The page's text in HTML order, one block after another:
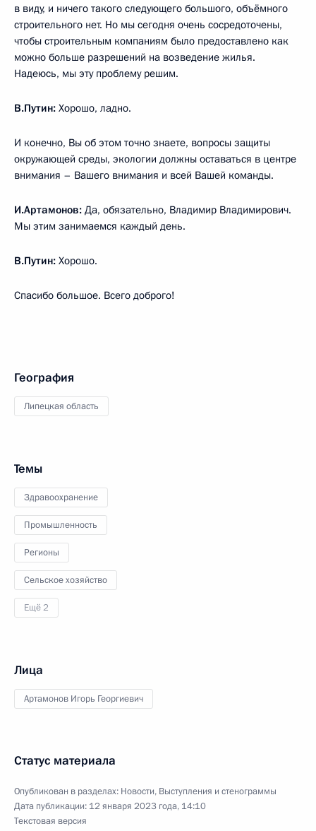
в виду, и ничего такого следующего большого, объёмного
строительного нет. Но мы сегодня очень сосредоточены,
чтобы строительным компаниям было предоставлено как
можно больше разрешений на возведение жилья.
Надеюсь, мы эту проблему решим.
В.Путин: Хорошо, ладно.
И конечно, Вы об этом точно знаете, вопросы защиты
окружающей среды, экологии должны оставаться в центре
внимания – Вашего внимания и всей Вашей команды.
И.Артамонов: Да, обязательно, Владимир Владимирович.
Мы этим занимаемся каждый день.
В.Путин: Хорошо.
Спасибо большое. Всего доброго!
География
Липецкая область
Темы
Здравоохранение
Промышленность
Регионы
Сельское хозяйство
Ещё 2
Лица
Артамонов Игорь Георгиевич
Статус материала
Опубликован в разделах: Новости, Выступления и стенограммы
Дата публикации: 12 января 2023 года, 14:10
Текстовая версия